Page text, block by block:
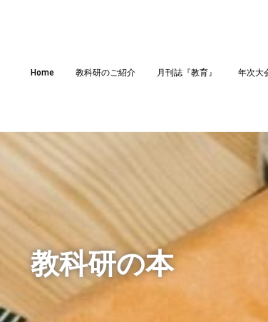
Home 教科研のご紹介 月刊誌『教育』 年次大
教科研の本